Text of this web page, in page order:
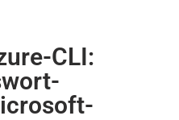
CLI: